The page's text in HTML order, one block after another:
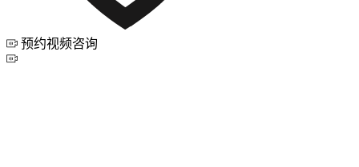
预约视频咨询